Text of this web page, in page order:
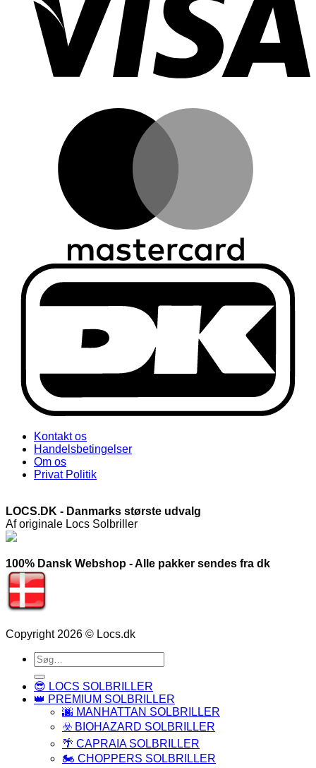
Kontakt os
Handelsbetingelser
Om os
Privat Politik
LOCS.DK - Danmarks største udvalg
Af originale Locs Solbriller
100% Dansk Webshop - Alle pakker sendes fra dk
Copyright 2026 © Locs.dk
Søg
efter:
😎 LOCS SOLBRILLER
👑 PREMIUM SOLBRILLER
🌆 MANHATTAN SOLBRILLER
☣️ BIOHAZARD SOLBRILLER
🌴 CAPRAIA SOLBRILLER
🏍️ CHOPPERS SOLBRILLER